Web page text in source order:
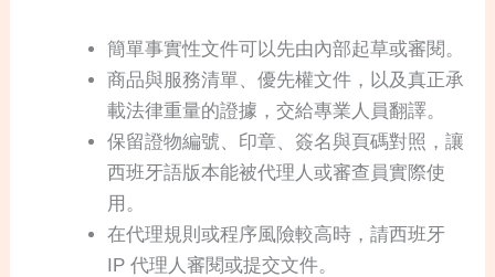
簡單事實性文件可以先由內部起草或審閱。
商品與服務清單、優先權文件，以及真正承
載法律重量的證據，交給專業人員翻譯。
保留證物編號、印章、簽名與頁碼對照，讓
西班牙語版本能被代理人或審查員實際使
用。
在代理規則或程序風險較高時，請西班牙
IP 代理人審閱或提交文件。